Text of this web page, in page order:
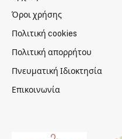
Όροι χρήσης
Πολιτική cookies
Πολιτική απορρήτου
Πνευματική Ιδιοκτησία
Επικοινωνία